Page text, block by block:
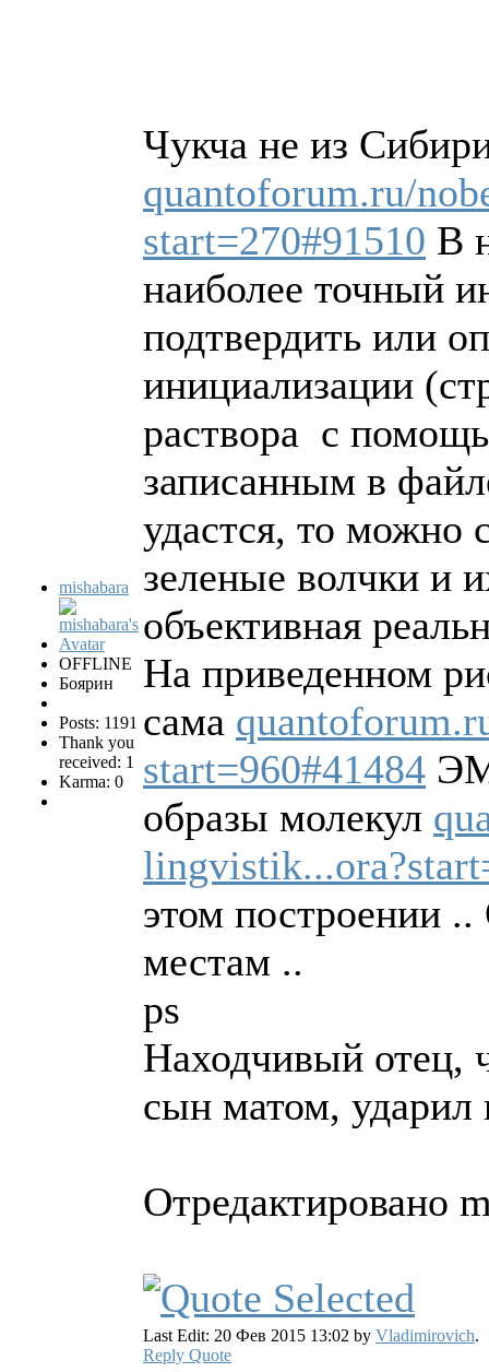
mishabara
OFFLINE
Боярин
Posts: 1191
Thank you
received: 1
Karma: 0
Чукча не из
quantoforum.ru/
start=270#91510 В
наиболее точный
подтвердить или
инициализации
раствора с
записанным в
удастся, то можно
зеленые волчки и
объективная
На приведенном
сама
start=960#41484
образы молекул
этом построении
местам ..
ps
Находчивый отец,
сын матом, ударил
Отредактировано
Last Edit: 20 Фев 2015 13:02 by Vladimirovich.
Reply Quote